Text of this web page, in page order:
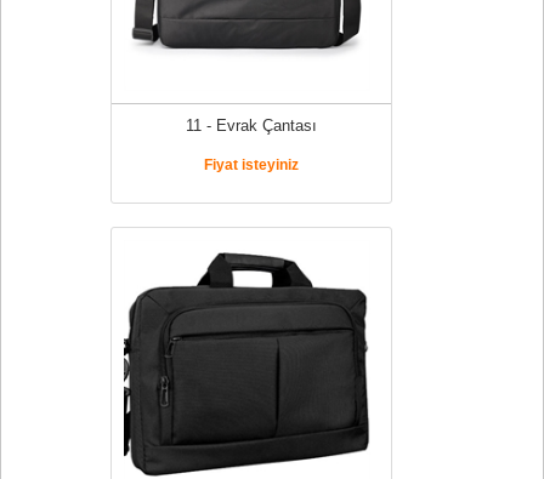
11 - Evrak Çantası
Fiyat isteyiniz